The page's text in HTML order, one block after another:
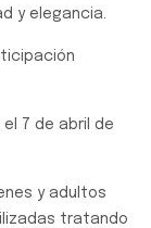
y elegancia.
7 de abril de
y adultos
tratando